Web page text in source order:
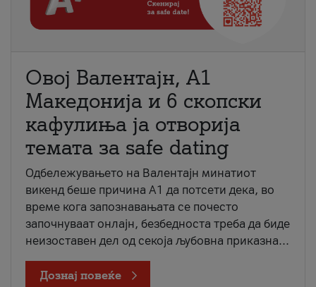
Овој Валентајн, A1
Македонија и 6 скопски
кафулиња ја отворија
темата за safe dating
Одбележувањето на Валентајн минатиот
викенд беше причина А1 да потсети дека, во
време кога запознавањата се почесто
започнуваат онлајн, безбедноста треба да биде
неизоставен дел од секоја љубовна приказна...
Дознај повеќе